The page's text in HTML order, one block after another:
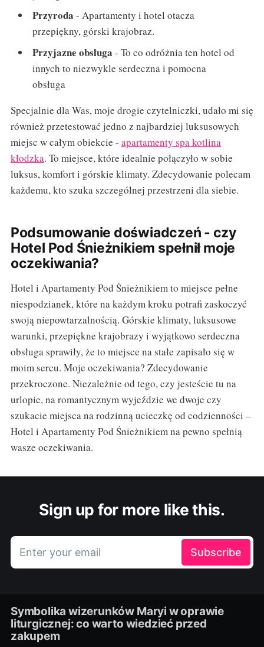
Przyroda - Apartamenty i hotel otacza
przepiękny, górski krajobraz.
Przyjazne obsługa - To co odróżnia ten hotel od
innych to niezwykle serdeczna i pomocna
obsługa
Specjalnie dla Was, moje drogie czytelniczki, udało mi się
również przetestować jedno z najbardziej luksusowych
miejsc w całym obiekcie - apartamenty spa kotlina
kłodzka. To miejsce, które idealnie połączyło w sobie
luksus, komfort i górskie klimaty. Zdecydowanie polecam
każdemu, kto szuka szczególnej przestrzeni dla siebie.
Podsumowanie doświadczeń - czy
Hotel Pod Śnieżnikiem spełnił moje
oczekiwania?
Hotel i Apartamenty Pod Śnieżnikiem to miejsce pełne
niespodzianek, które na każdym kroku potrafi zaskoczyć
swoją niepowtarzalnością. Górskie klimaty, luksusowe
warunki, przepiękne krajobrazy i wyjątkowo serdeczna
obsługa sprawiły, że to miejsce na stałe zapisało się w
moim sercu. Moje oczekiwania? Zdecydowanie
przekroczone. Niezależnie od tego, czy jesteście tu na
urlopie, na romantycznym wyjeździe we dwoje czy
szukacie miejsca na rodzinną ucieczkę od codzienności –
Hotel i Apartamenty Pod Śnieżnikiem na pewno spełnią
wasze oczekiwania.
Sign up for more like this.
Enter your email Subscribe
Symbolika wizerunków Maryi w oprawie
liturgicznej: co warto wiedzieć przed
zakupem